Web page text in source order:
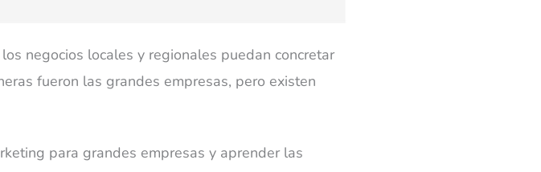
negocios locales y regionales puedan concretar
fueron las grandes empresas, pero existen
para grandes empresas y aprender las